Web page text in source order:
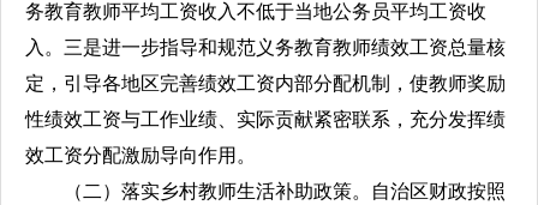
务教育教师平均工资收入不低于当地公务员平均工资收
入。三是进一步指导和规范义务教育教师绩效工资总量核
定，引导各地区完善绩效工资内部分配机制，使教师奖励
性绩效工资与工作业绩、实际贡献紧密联系，充分发挥绩
效工资分配激励导向作用。
（二）落实乡村教师生活补助政策。自治区财政按照